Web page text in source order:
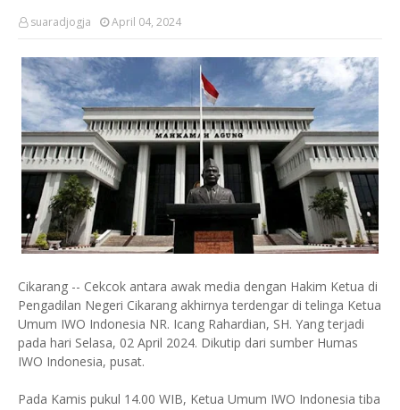
suaradjogja April 04, 2024
Cikarang -- Cekcok antara awak media dengan Hakim Ketua di
Pengadilan Negeri Cikarang akhirnya terdengar di telinga Ketua
Umum IWO Indonesia NR. Icang Rahardian, SH. Yang terjadi
pada hari Selasa, 02 April 2024. Dikutip dari sumber Humas
IWO Indonesia, pusat.
Pada Kamis pukul 14.00 WIB, Ketua Umum IWO Indonesia tiba